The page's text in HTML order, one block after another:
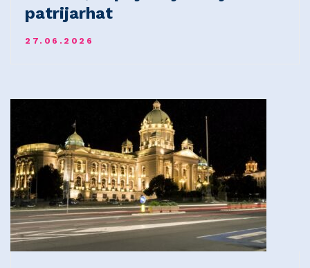
patrijarhat
27.06.2026